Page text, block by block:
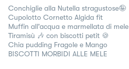
Conchiglie alla Nutella stragustose🤪
Cupolotto Cornetto Algida fit
Muffin all'acqua e marmellata di mele
Tiramisù 🎶 con biscotti petit 🍪
Chia pudding Fragole e Mango
BISCOTTI MORBIDI ALLE MELE